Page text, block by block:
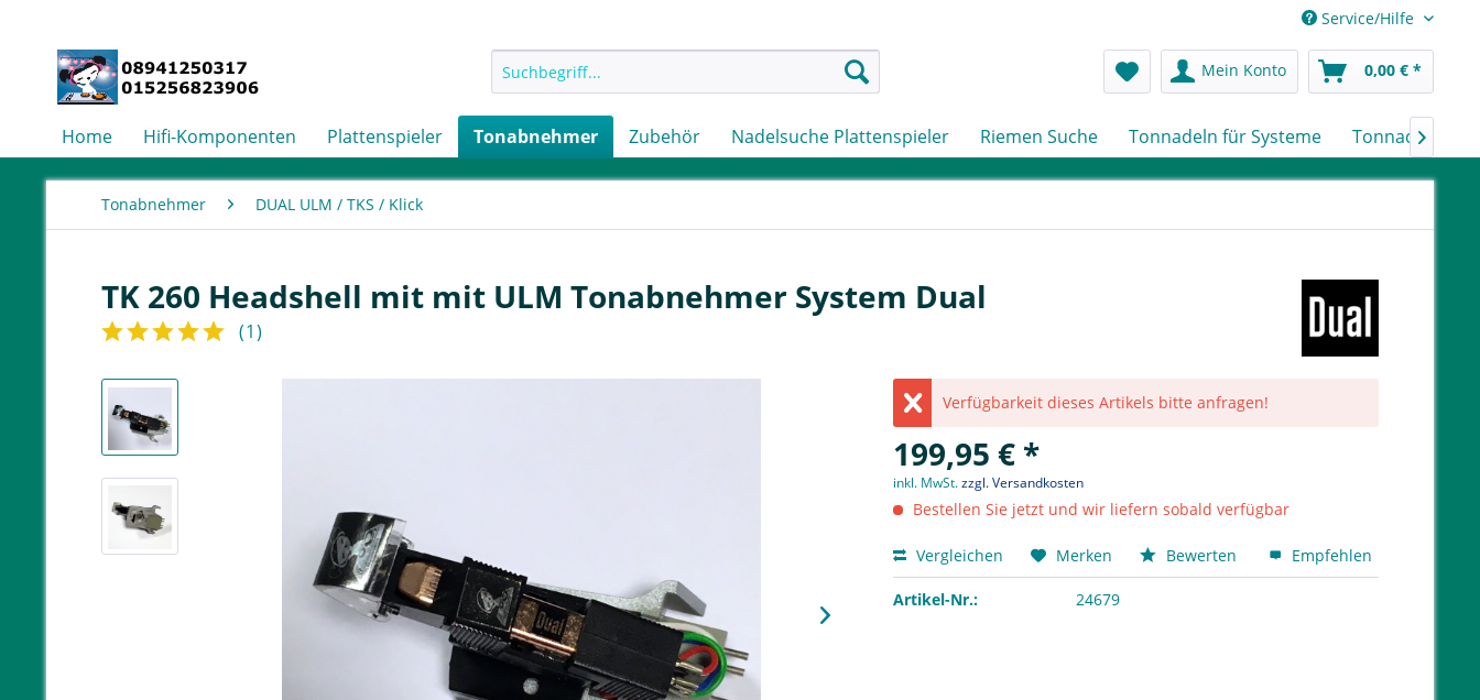
Service/Hilfe
Mein Konto 0,00 € *
Home Hifi-Komponenten Plattenspieler Tonabnehmer Zubehör Nadelsuche Plattenspieler Riemen Suche Tonnadeln für Systeme Tonnadeln

Tonabnehmer DUAL ULM / TKS / Klick
TK 260 Headshell mit mit ULM Tonabnehmer System Dual
(1)
Verfügbarkeit dieses Artikels bitte anfragen!
199,95 € *
inkl. MwSt.zzgl. Versandkosten
Bestellen Sie jetzt und wir liefern sobald verfügbar
Vergleichen Merken Bewerten Empfehlen
Artikel-Nr.: 24679